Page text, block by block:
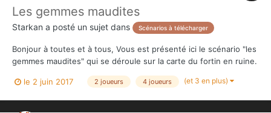
Les gemmes maudites
Starkan a posté un sujet dans Scénarios à télécharger
Bonjour à toutes et à tous, Vous est présenté ici le scénario "les
gemmes maudites" qui se déroule sur la carte du fortin en ruine.
J'avais laissé le scénario "le fortin perdu" en test... en voici donc
l'évolution suite aux parties effectuées et aux retours que j'ai
le 2 juin 2017 2 joueurs 4 joueurs (et 3 en plus)